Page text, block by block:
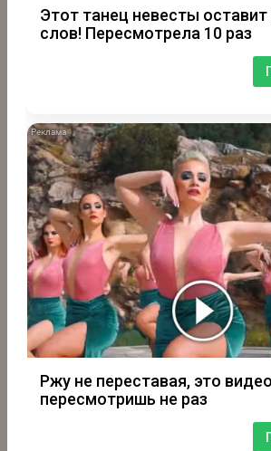
Этот танец невесты оставит
слов! Пересмотрела 10 раз
Ржу не переставая, это видео
пересмотришь не раз